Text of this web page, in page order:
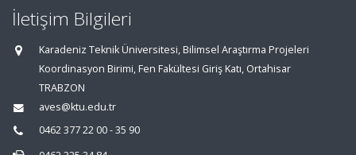
İletişim Bilgileri
Karadeniz Teknik Üniversitesi, Bilimsel Araştırma Projeleri
Koordinasyon Birimi, Fen Fakültesi Giriş Katı, Ortahisar
TRABZON
aves@ktu.edu.tr
0462 377 22 00 - 35 90